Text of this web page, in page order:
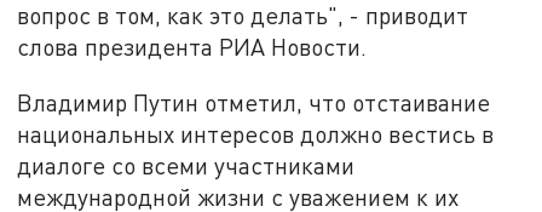
вопрос в том, как это делать", - приводит
слова президента РИА Новости.
Владимир Путин отметил, что отстаивание
национальных интересов должно вестись в
диалоге со всеми участниками
международной жизни с уважением к их